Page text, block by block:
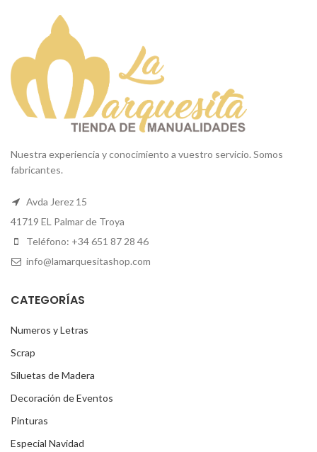
Nuestra experiencia y conocimiento a vuestro servicio. Somos
fabricantes.
Avda Jerez 15
41719 EL Palmar de Troya
Teléfono: +34 651 87 28 46
info@lamarquesitashop.com
CATEGORÍAS
Numeros y Letras
Scrap
Siluetas de Madera
Decoración de Eventos
Pinturas
Especial Navidad